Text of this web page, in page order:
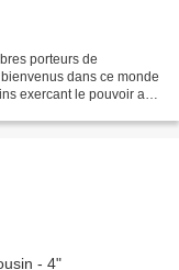
porteurs de
dans ce monde
exercant le pouvoir au